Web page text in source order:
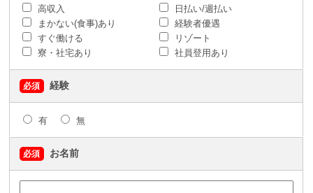
高収入
日払い/週払い
まかない(食事)あり
経験者優遇
すぐ働ける
リゾート
寮・社宅あり
社員登用あり
必須 経験
有 無
必須 お名前